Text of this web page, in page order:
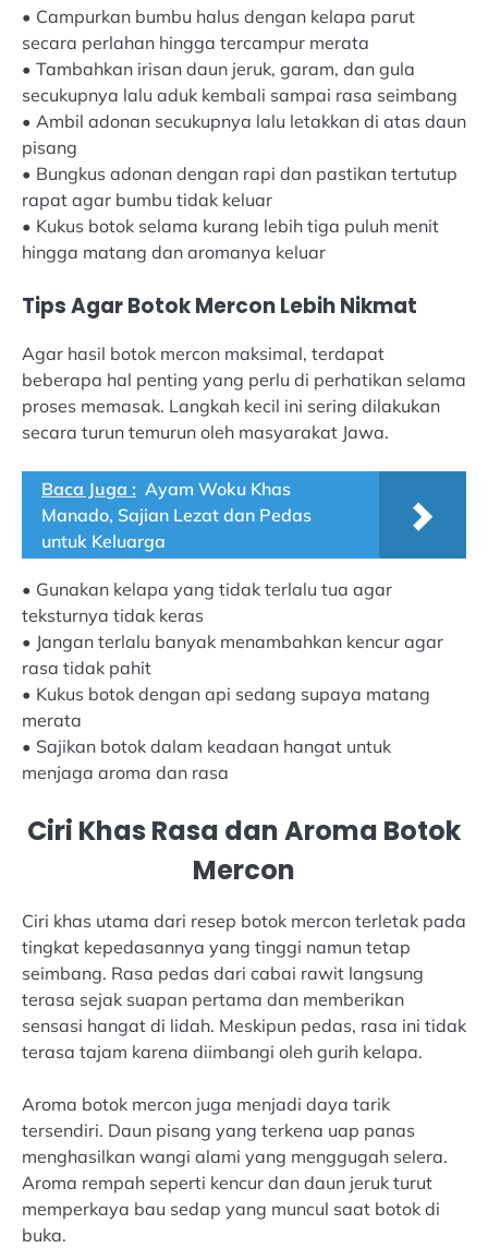
• Campurkan bumbu halus dengan kelapa parut
secara perlahan hingga tercampur merata
• Tambahkan irisan daun jeruk, garam, dan gula
secukupnya lalu aduk kembali sampai rasa seimbang
• Ambil adonan secukupnya lalu letakkan di atas daun
pisang
• Bungkus adonan dengan rapi dan pastikan tertutup
rapat agar bumbu tidak keluar
• Kukus botok selama kurang lebih tiga puluh menit
hingga matang dan aromanya keluar
Tips Agar Botok Mercon Lebih Nikmat
Agar hasil botok mercon maksimal, terdapat
beberapa hal penting yang perlu di perhatikan selama
proses memasak. Langkah kecil ini sering dilakukan
secara turun temurun oleh masyarakat Jawa.
Baca Juga : Ayam Woku Khas
Manado, Sajian Lezat dan Pedas
untuk Keluarga
• Gunakan kelapa yang tidak terlalu tua agar
teksturnya tidak keras
• Jangan terlalu banyak menambahkan kencur agar
rasa tidak pahit
• Kukus botok dengan api sedang supaya matang
merata
• Sajikan botok dalam keadaan hangat untuk
menjaga aroma dan rasa
Ciri Khas Rasa dan Aroma Botok
Mercon
Ciri khas utama dari resep botok mercon terletak pada
tingkat kepedasannya yang tinggi namun tetap
seimbang. Rasa pedas dari cabai rawit langsung
terasa sejak suapan pertama dan memberikan
sensasi hangat di lidah. Meskipun pedas, rasa ini tidak
terasa tajam karena diimbangi oleh gurih kelapa.
Aroma botok mercon juga menjadi daya tarik
tersendiri. Daun pisang yang terkena uap panas
menghasilkan wangi alami yang menggugah selera.
Aroma rempah seperti kencur dan daun jeruk turut
memperkaya bau sedap yang muncul saat botok di
buka.